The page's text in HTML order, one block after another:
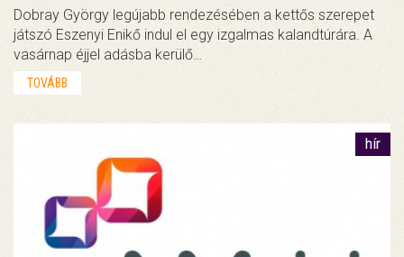
Dobray György legújabb rendezésében a kettős szerepet
játszó Eszenyi Enikő indul el egy izgalmas kalandtúrára. A
vasárnap éjjel adásba kerülő…
TOVÁBB
hír